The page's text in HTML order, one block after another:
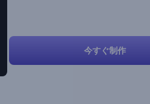
今すぐ制作